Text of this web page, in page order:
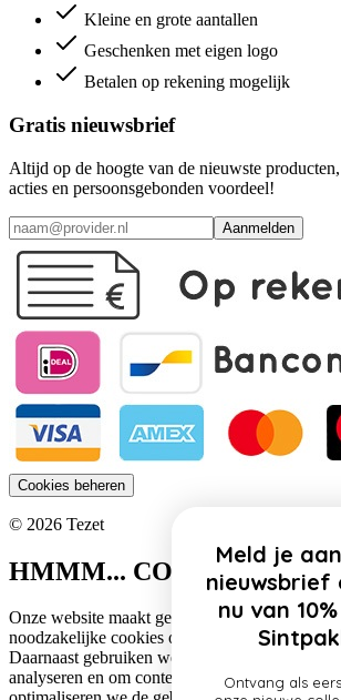
Kleine en grote aantallen
Geschenken met eigen logo
Betalen op rekening mogelijk
Gratis nieuwsbrief
Altijd op de hoogte van de nieuwste
acties en persoonsgebonden voordeel!
Aanmelden
Cookies beheren
© 2026 Tezet
HMMM... COOKIES!
Onze website maakt gebruik van cookies. Zo
noodzakelijke cookies om de website
Daarnaast gebruiken we cookies om het
analyseren en om content te personaliseren.
Meld je
nu van
Ontvang als